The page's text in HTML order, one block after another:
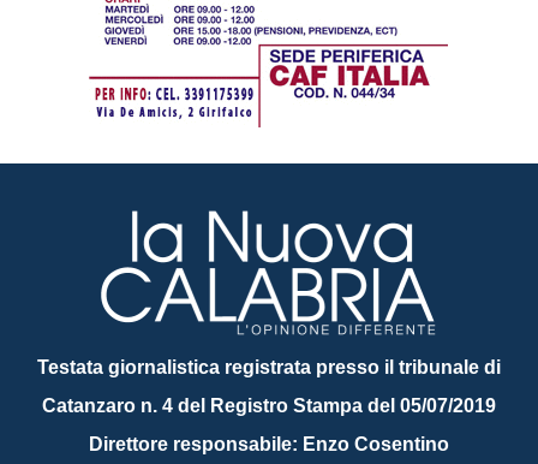
Testata giornalistica registrata presso il tribunale di
Catanzaro n. 4 del Registro Stampa del 05/07/2019
Direttore responsabile: Enzo Cosentino